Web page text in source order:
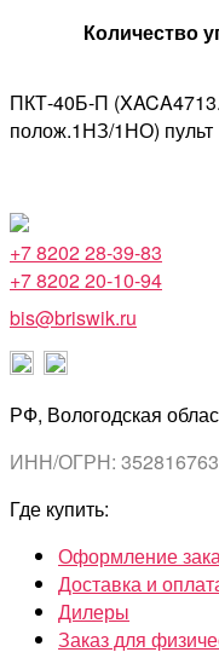
Количество
ПКТ-40Б-П
полож.1НЗ/1НО) пульт
+7 8202 28-39-83
+7 8202 20-10-94
bis@briswik.ru
РФ, Вологодская
ИНН/ОГРН:
Где купить:
Оформление
Доставка и
Дилеры
Заказ для